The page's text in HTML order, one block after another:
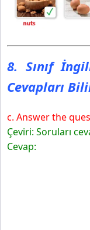
8. Sınıf
Cevapları
c. Answer the
Çeviri: Soruları
Cevap: